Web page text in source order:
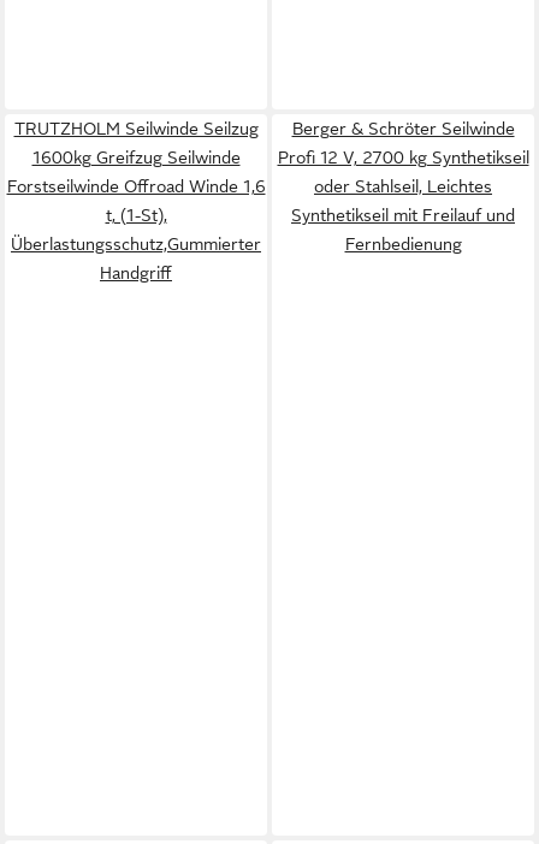
TRUTZHOLM Seilwinde Seilzug
1600kg Greifzug Seilwinde
Forstseilwinde Offroad Winde 1,6
t, (1-St),
Überlastungsschutz,Gummierter
Handgriff
Berger & Schröter Seilwinde
Profi 12 V, 2700 kg Synthetikseil
oder Stahlseil, Leichtes
Synthetikseil mit Freilauf und
Fernbedienung